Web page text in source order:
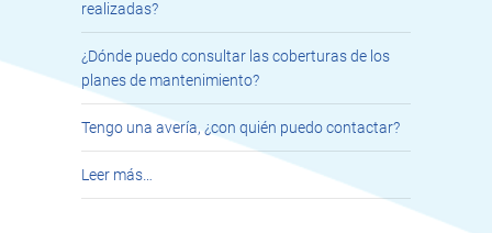
realizadas?
¿Dónde puedo consultar las coberturas de los
planes de mantenimiento?
Tengo una avería, ¿con quién puedo contactar?
Leer más…